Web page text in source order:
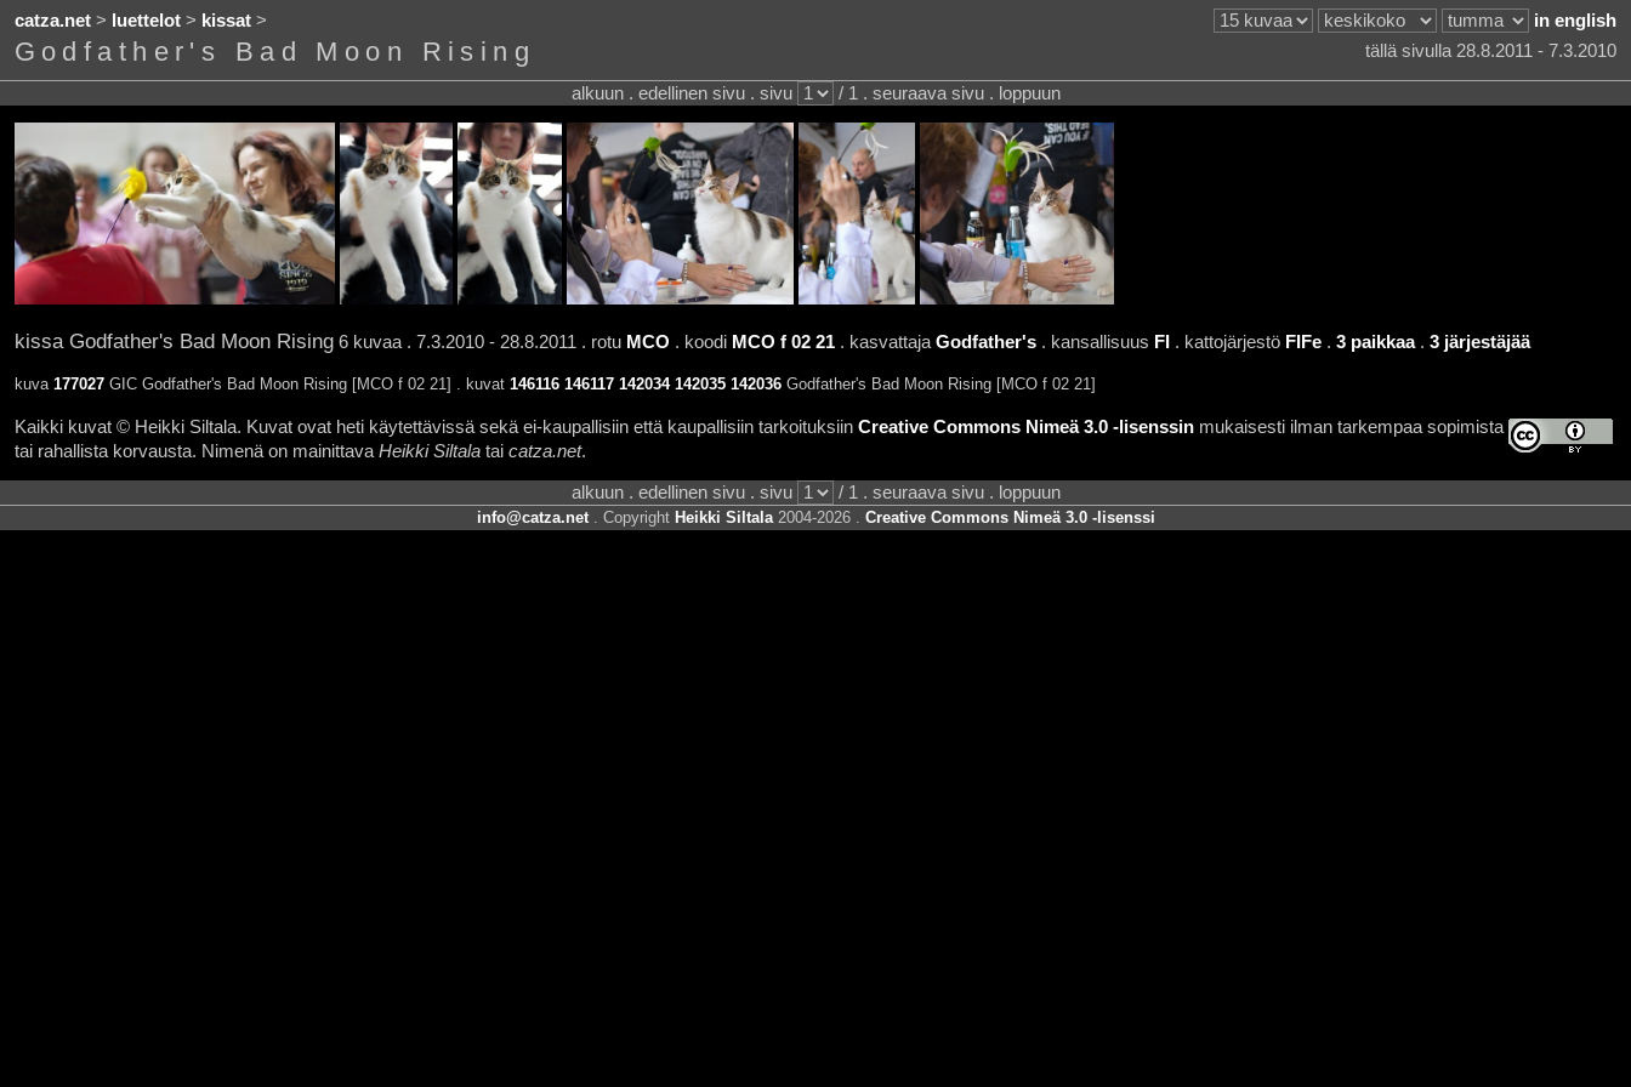
catza.net> luettelot> kissat> in english
Godfather's Bad Moon Rising tällä sivulla 28.8.2011 - 7.3.2010
alkuun . edellinen sivu . sivu / 1 . seuraava sivu . loppuun
kissa Godfather's Bad Moon Rising6 kuvaa . 7.3.2010 - 28.8.2011 . rotu MCO . koodi MCO f 02 21. kasvattaja Godfather's. kansallisuus FI. kattojärjestö FIFe. 3 paikkaa. 3 järjestäjää
kuva 177027GIC Godfather's Bad Moon Rising [MCO f 02 21] . kuvat 146116 146117 142034 142035 142036Godfather's Bad Moon Rising [MCO f 02 21]
Kaikki kuvat © Heikki Siltala. Kuvat ovat heti käytettävissä sekä ei-kaupallisiin että kaupallisiin tarkoituksiin Creative Commons Nimeä 3.0 -lisenssinmukaisesti ilman tarkempaa sopimista
tai rahallista korvausta. Nimenä on mainittava Heikki Siltalatai catza.net.
alkuun . edellinen sivu . sivu / 1 . seuraava sivu . loppuun
info@catza.net. Copyright Heikki Siltala2004-2026 . Creative Commons Nimeä 3.0 -lisenssi